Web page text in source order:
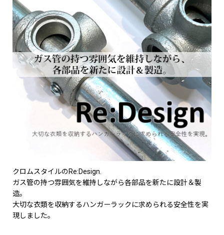
クロムスタイルのRe:Design.
ガス管の持つ雰囲気を維持しながら各部品を新たに設計＆製
造。
大切な衣類を収納するハンガーラックに求められる安全性を実
現しました。